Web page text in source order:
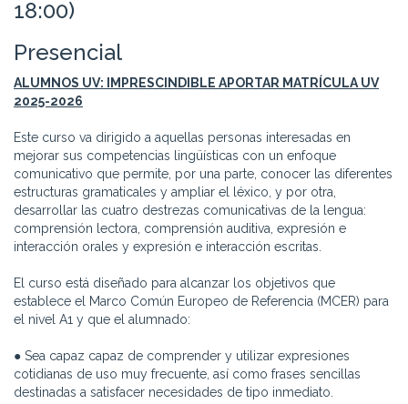
18:00)
Presencial
ALUMNOS UV: IMPRESCINDIBLE APORTAR MATRÍCULA UV
2025-2026
Este curso va dirigido a aquellas personas interesadas en
mejorar sus competencias lingüísticas con un enfoque
comunicativo que permite, por una parte, conocer las diferentes
estructuras gramaticales y ampliar el léxico, y por otra,
desarrollar las cuatro destrezas comunicativas de la lengua:
comprensión lectora, comprensión auditiva, expresión e
interacción orales y expresión e interacción escritas.
El curso está diseñado para alcanzar los objetivos que
establece el Marco Común Europeo de Referencia (MCER) para
el nivel A1 y que el alumnado:
● Sea capaz capaz de comprender y utilizar expresiones
cotidianas de uso muy frecuente, así como frases sencillas
destinadas a satisfacer necesidades de tipo inmediato.